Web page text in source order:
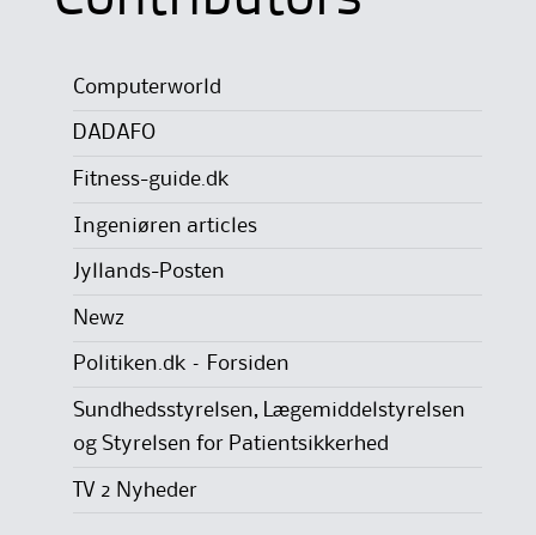
Computerworld
DADAFO
Fitness-guide.dk
Ingeniøren articles
Jyllands-Posten
Newz
Politiken.dk – Forsiden
Sundhedsstyrelsen, Lægemiddelstyrelsen
og Styrelsen for Patientsikkerhed
TV 2 Nyheder